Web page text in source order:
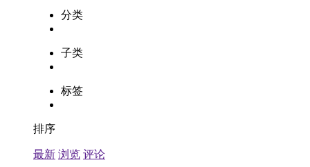
分类
子类
标签
排序
最新 浏览 评论